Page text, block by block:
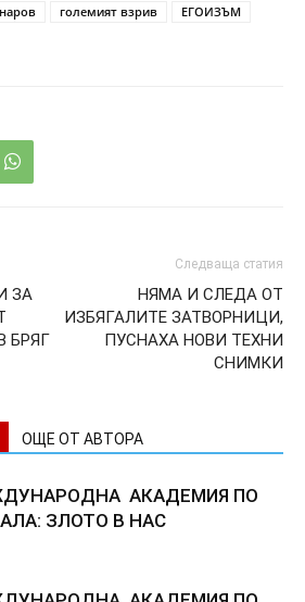
големият взрив
ЕГОИЗЪМ
ЗА
БРЯГ
Следваща статия
НЯМА И СЛЕДА ОТ
ИЗБЯГАЛИТЕ ЗАТВОРНИЦИ,
ПУСНАХА НОВИ ТЕХНИ
СНИМКИ
ОЩЕ ОТ АВТОРА
АКАДЕМИЯ ПО
ЗЛОТО В НАС